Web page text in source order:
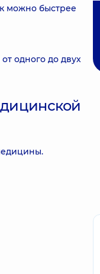
можно быстрее
одного до двух